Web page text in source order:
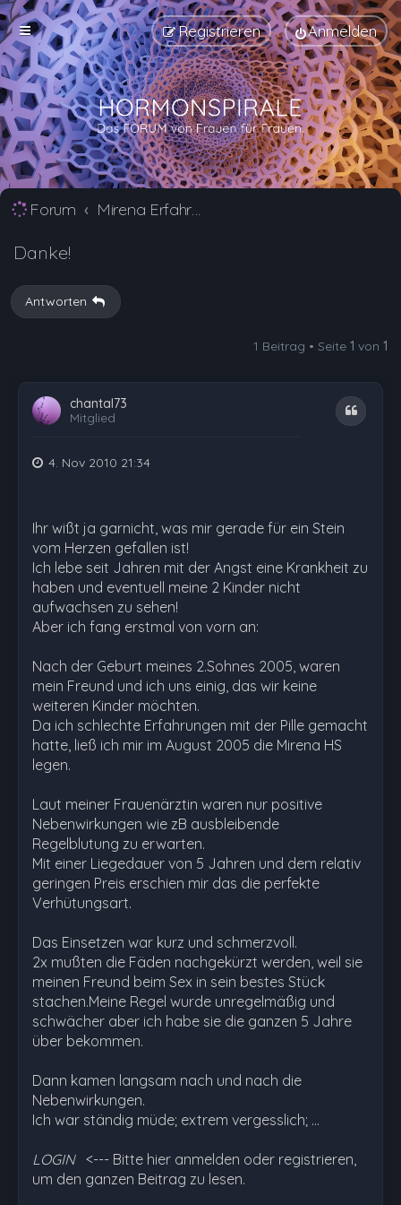
Anmelden
Registrieren
Forum Mirena Erfahrungsberichte und Nebenwirkungen
Danke!
Antworten
1 Beitrag • Seite 1 von 1
chantal73
Mitglied
Zitat
4. Nov 2010 21:34
Ihr wißt ja garnicht, was mir gerade für ein Stein
vom Herzen gefallen ist!
Ich lebe seit Jahren mit der Angst eine Krankheit zu
haben und eventuell meine 2 Kinder nicht
aufwachsen zu sehen!
Aber ich fang erstmal von vorn an:
Nach der Geburt meines 2.Sohnes 2005, waren
mein Freund und ich uns einig, das wir keine
weiteren Kinder möchten.
Da ich schlechte Erfahrungen mit der Pille gemacht
hatte, ließ ich mir im August 2005 die Mirena HS
legen.
Laut meiner Frauenärztin waren nur positive
Nebenwirkungen wie zB ausbleibende
Regelblutung zu erwarten.
Mit einer Liegedauer von 5 Jahren und dem relativ
geringen Preis erschien mir das die perfekte
Verhütungsart.
Das Einsetzen war kurz und schmerzvoll.
2x mußten die Fäden nachgekürzt werden, weil sie
meinen Freund beim Sex in sein bestes Stück
stachen.Meine Regel wurde unregelmäßig und
schwächer aber ich habe sie die ganzen 5 Jahre
über bekommen.
Dann kamen langsam nach und nach die
Nebenwirkungen.
Ich war ständig müde; extrem vergesslich; …
LOGIN <--- Bitte hier anmelden oder registrieren,
um den ganzen Beitrag zu lesen.